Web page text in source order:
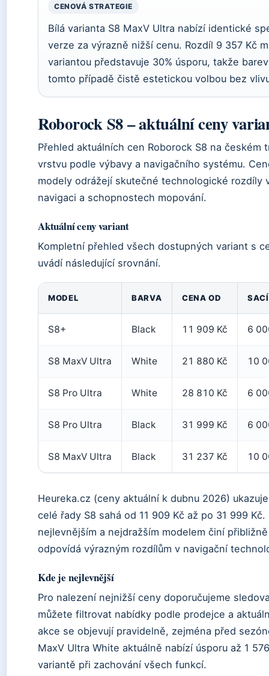
CENOVÁ STRATEGIE
Bílá varianta S8 MaxV Ultra nabízí identické
verze za výrazně nižší cenu. Rozdíl 9 357 Kč
variantou představuje 30% úsporu, takže
tomto případě čistě estetickou volbou bez
Roborock S8 – aktuální ceny
Přehled aktuálních cen Roborock S8 na českém
vrstvu podle výbavy a navigačního systému.
modely odrážejí skutečné technologické rozdíly
navigaci a schopnostech mopování.
Aktuální ceny variant
Kompletní přehled všech dostupných variant s
uvádí následující srovnání.
MODEL BARVA CENA OD
S8+ Black 11 909 Kč 6
S8 MaxV Ultra White 21 880 Kč 10
S8 Pro Ultra White 28 810 Kč 6
S8 Pro Ultra Black 31 999 Kč 6
S8 MaxV Ultra Black 31 237 Kč 10
Heureka.cz (ceny aktuální k dubnu 2026)
celé řady S8 sahá od 11 909 Kč až po 31 999 Kč.
nejlevnějším a nejdražším modelem činí
odpovídá výrazným rozdílům v navigační
Kde je nejlevnější
Pro nalezení nejnižší ceny doporučujeme
můžete filtrovat nabídky podle prodejce a
akce se objevují pravidelně, zejména před
MaxV Ultra White aktuálně nabízí úsporu až 1
variantě při zachování všech funkcí.